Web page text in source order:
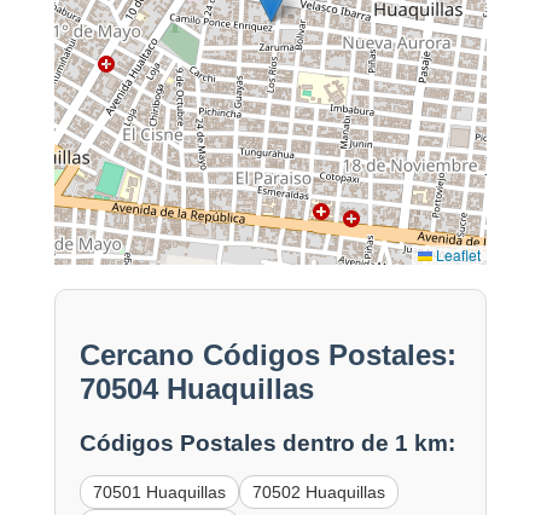
Leaflet
Cercano Códigos Postales:
70504 Huaquillas
Códigos Postales dentro de 1 km:
70501 Huaquillas
70502 Huaquillas